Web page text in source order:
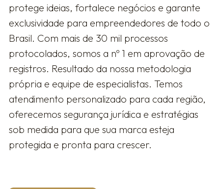
protege ideias, fortalece negócios e garante
exclusividade para empreendedores de todo o
Brasil. Com mais de 30 mil processos
protocolados, somos a nº 1 em aprovação de
registros. Resultado da nossa metodologia
própria e equipe de especialistas. Temos
atendimento personalizado para cada região,
oferecemos segurança jurídica e estratégias
sob medida para que sua marca esteja
protegida e pronta para crescer.